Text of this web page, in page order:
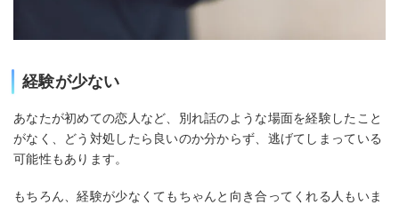
経験が少ない
あなたが初めての恋人など、別れ話のような場面を経験したこと
がなく、どう対処したら良いのか分からず、逃げてしまっている
可能性もあります。
もちろん、経験が少なくてもちゃんと向き合ってくれる人もいま